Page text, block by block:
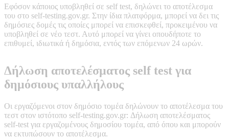
Εφόσον κάποιος υποβληθεί σε self test, δηλώνει το αποτέλεσμα
του στο self-testing.gov.gr. Στην ίδια πλατφόρμα, μπορεί να δει τις
δημόσιες δομές τις οποίες μπορεί να επισκεφθεί, προκειμένου να
υποβληθεί σε νέο τεστ. Αυτό μπορεί να γίνει οπουδήποτε το
επιθυμεί, ιδιωτικά ή δημόσια, εντός των επόμενων 24 ωρών.
Δήλωση αποτελέσματος self test για
δημόσιους υπαλλήλους
Οι εργαζόμενοι στον δημόσιο τομέα δηλώνουν το αποτέλεσμα του
τεστ στον ιστότοπο self-testing.gov.gr: Δήλωση αποτελέσματος
self-test για εργαζομένους δημοσίου τομέα, από όπου και μπορούν
να εκτυπώσουν το αποτέλεσμα.